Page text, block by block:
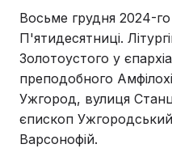
Восьме грудня 2024-го
П'ятидесятниці.
Золотоустого у
преподобного
Ужгород, вулиця
єпископ
Варсонофій.